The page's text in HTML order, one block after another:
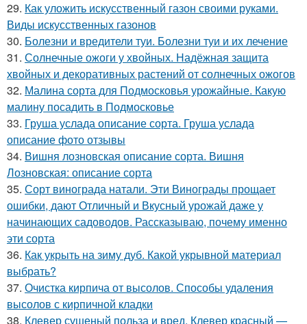
29. Как уложить искусственный газон своими руками.
Виды искусственных газонов
30. Болезни и вредители туи. Болезни туи и их лечение
31. Солнечные ожоги у хвойных. Надёжная защита
хвойных и декоративных растений от солнечных ожогов
32. Малина сорта для Подмосковья урожайные. Какую
малину посадить в Подмосковье
33. Груша услада описание сорта. Груша услада
описание фото отзывы
34. Вишня лозновская описание сорта. Вишня
Лозновская: описание сорта
35. Сорт винограда натали. Эти Винограды прощает
ошибки, дают Отличный и Вкусный урожай даже у
начинающих садоводов. Рассказываю, почему именно
эти сорта
36. Как укрыть на зиму дуб. Какой укрывной материал
выбрать?
37. Очистка кирпича от высолов. Способы удаления
высолов с кирпичной кладки
38. Клевер сушеный польза и вред. Клевер красный —